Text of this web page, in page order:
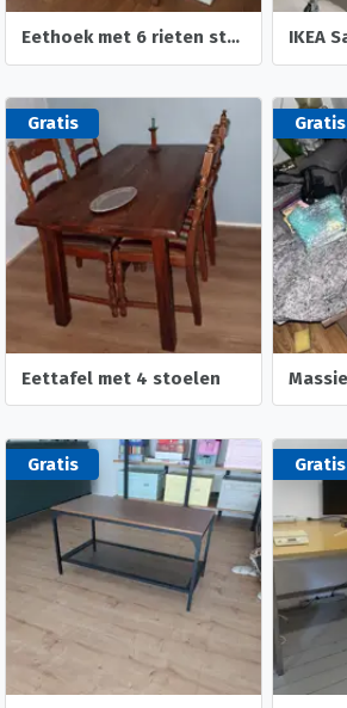
Eethoek met 6 rieten stoelen
Gratis
Eettafel met 4 stoelen
Gratis
Gratis Gratis